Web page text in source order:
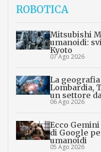
ROBOTICA
Mitsubishi
umanoidi:
Kyoto
07 Ago 2026
La
Lombardia,
un settore
06 Ago 2026
Ecco
di Google
umanoidi
05 Ago 2026